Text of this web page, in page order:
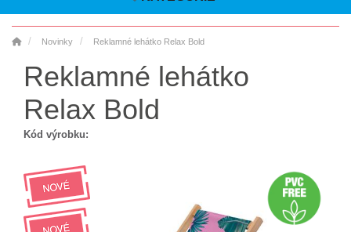
Novinky Reklamné lehátko Relax Bold
Reklamné lehátko
Relax Bold
Kód výrobku: